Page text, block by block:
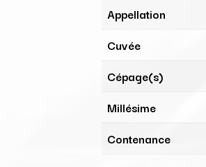
Appellation
Cuvée
Cépage(s)
Millésime
Contenance